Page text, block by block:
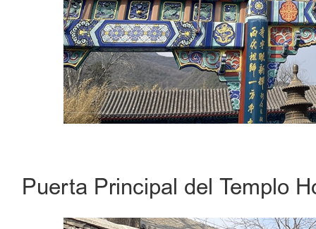
Puerta Principal del Templo